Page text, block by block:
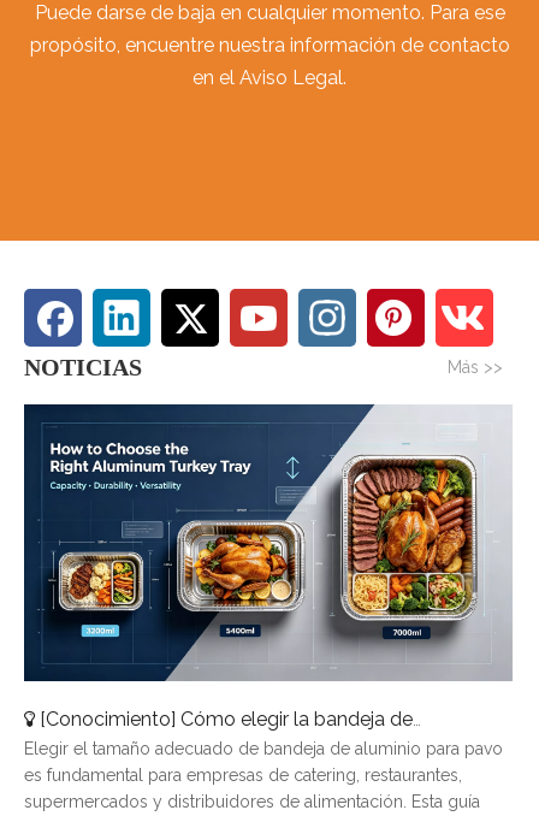
Puede darse de baja en cualquier momento. Para ese
propósito, encuentre nuestra información de contacto
en el Aviso Legal.
NOTICIAS Más >>
[Conocimiento] Cómo elegir la bandeja de aluminio para pavo adecuada: una guía de tamaños completa
Elegir el tamaño adecuado de bandeja de aluminio para pavo
es fundamental para empresas de catering, restaurantes,
supermercados y distribuidores de alimentación. Esta guía